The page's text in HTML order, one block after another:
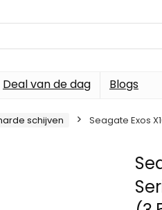
Deal van de dag Blogs
schijven Seagate Exos